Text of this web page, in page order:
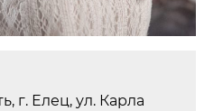
г. Елец, ул. Карла